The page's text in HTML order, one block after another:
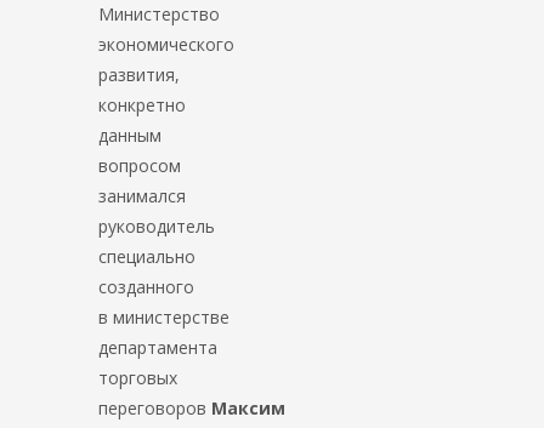
Министерство
экономического
развития,
конкретно
данным
вопросом
занимался
руководитель
специально
созданного
в министерстве
департамента
торговых
переговоров Максим